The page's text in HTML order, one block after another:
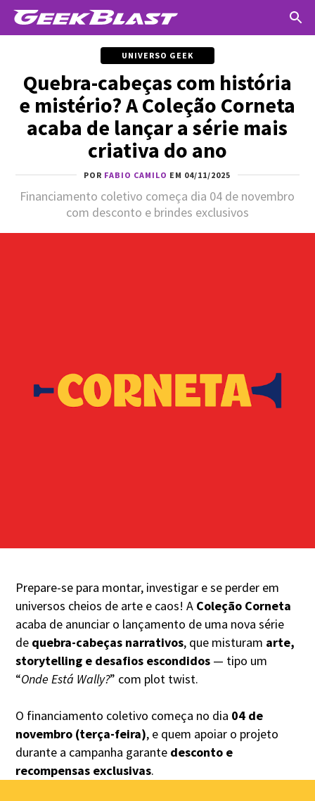
UNIVERSO GEEK
Quebra-cabeças com história
e mistério? A Coleção Corneta
acaba de lançar a série mais
criativa do ano
POR FABIO CAMILO EM 04/11/2025
Financiamento coletivo começa dia 04 de novembro
com desconto e brindes exclusivos
Prepare-se para montar, investigar e se perder em
universos cheios de arte e caos! A Coleção Corneta
acaba de anunciar o lançamento de uma nova série
de quebra-cabeças narrativos, que misturam arte,
storytelling e desafios escondidos — tipo um
“Onde Está Wally?” com plot twist.
O financiamento coletivo começa no dia 04 de
novembro (terça-feira), e quem apoiar o projeto
durante a campanha garante desconto e
recompensas exclusivas.